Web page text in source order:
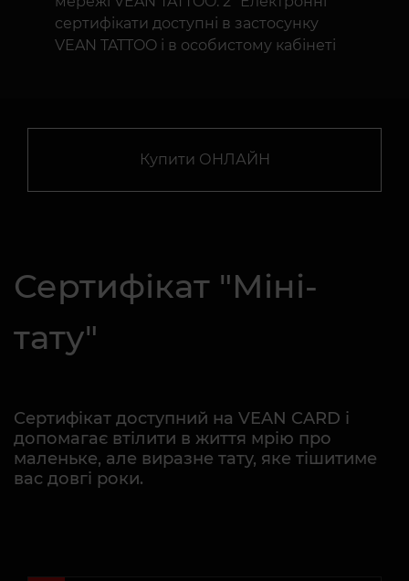
сертифікати доступні в застосунку
VEAN TATTOO і в особистому кабінеті
Купити ОНЛАЙН
Сертифікат "Міні-
тату"
Сертифікат доступний на VEAN CARD і
допомагає втілити в життя мрію про
маленьке, але виразне тату, яке тішитиме
вас довгі роки.